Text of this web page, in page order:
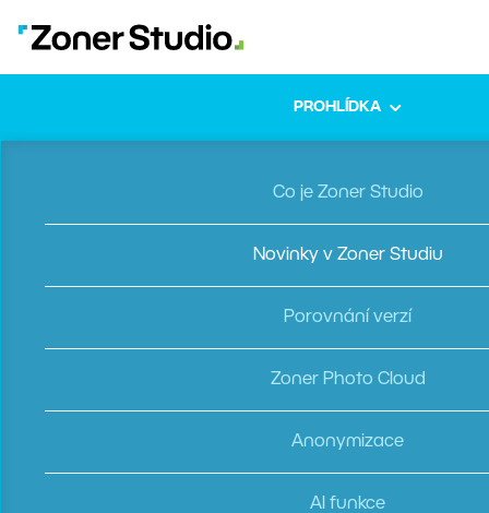
PROHLÍDKA
Co je Zoner Studio
Novinky v Zoner Studiu
Porovnání verzí
Zoner Photo Cloud
Anonymizace
AI funkce
Dělejte to
podle sebe
Někdo má rád čisté prostředí bez rušení, někdo všechny
informace na dohled. Nová aktualizace nabízí možnost
prohlížet fotky rychleji a pohodlněji než dříve.